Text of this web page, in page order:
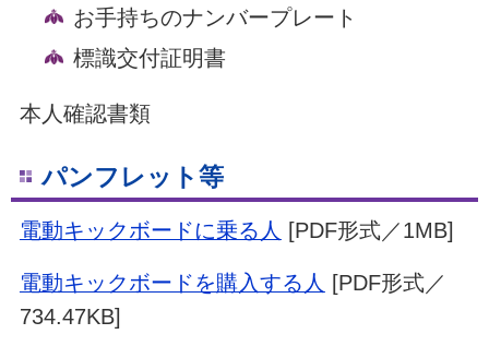
お手持ちのナンバープレート
標識交付証明書
本人確認書類
パンフレット等
電動キックボードに乗る人 [PDF形式／1MB]
電動キックボードを購入する人 [PDF形式／
734.47KB]